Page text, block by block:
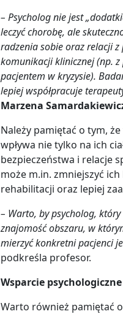
– Psycholog nie jest
leczyć chorobę, ale
radzenia sobie oraz relacji
komunikacji klinicznej (np.
pacjentem w kryzysie).
lepiej współpracuje
Marzena
Należy pamiętać o tym,
wpływa nie tylko na ich
bezpieczeństwa i relacje
może m.in. zmniejszyć
rehabilitacji oraz lepiej
– Warto, by psycholog,
znajomość obszaru, w
mierzyć konkretni pacjenci
podkreśla profesor.
Wsparcie
Warto również pamiętać